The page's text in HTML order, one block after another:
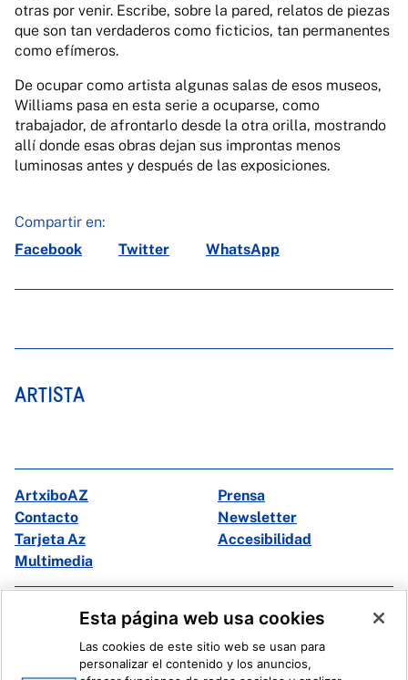
otras por venir. Escribe, sobre la pared, relatos de piezas
que son tan verdaderos como ficticios, tan permanentes
como efímeros.
De ocupar como artista algunas salas de esos museos,
Williams pasa en esta serie a ocuparse, como
trabajador, de afrontarlo desde la otra orilla, mostrando
allí donde esas obras dejan sus improntas menos
luminosas antes y después de las exposiciones.
Compartir en:
Facebook
Twitter WhatsApp
ARTISTA
ArtxiboAZ
Prensa
Contacto
Newsletter
Tarjeta Az
Accesibilidad
Multimedia
Facebook
X
Ivoox
Esta página web usa cookies
Las cookies de este sitio web se usan para
personalizar el contenido y los anuncios,